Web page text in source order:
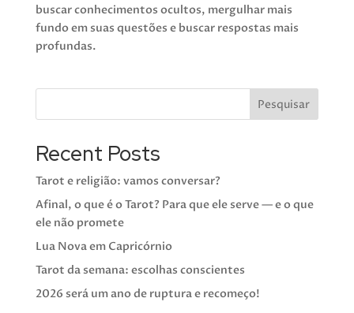
buscar conhecimentos ocultos, mergulhar mais
fundo em suas questões e buscar respostas mais
profundas.
Pesquisar
Recent Posts
Tarot e religião: vamos conversar?
Afinal, o que é o Tarot? Para que ele serve — e o que
ele não promete
Lua Nova em Capricórnio
Tarot da semana: escolhas conscientes
2026 será um ano de ruptura e recomeço!